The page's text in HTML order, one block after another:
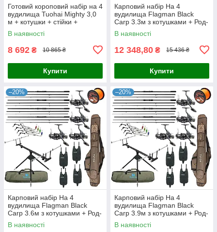
Готовий короповий набір на 4
вудилища Tuohai Mighty 3,0
м + котушки + стійки +
свінгери + сигналізатори +
ліска + чохол
В наявності
8 692 ₴ 10 865 ₴
Купити
Карповий набір На 4
вудилища Flagman Black
Carp 3.3м з котушками + Род-
под + Сигназатори + Чохол
В наявності
12 348,80 ₴ 15 436 ₴
Купити
–20%
Карповий набір На 4
вудилища Flagman Black
Carp 3.6м з котушками + Род-
под + Сигназатори + Чохол
В наявності
–20%
Карповий набір На 4
вудилища Flagman Black
Carp 3.9м з котушками + Род-
под + Сигназатори + Чохол
В наявності